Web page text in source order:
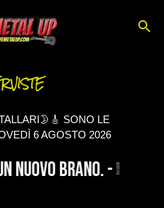
principali
SONO LE
6 AGOSTO 2026